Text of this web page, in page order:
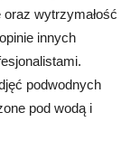
wytrzymałość
innych
podwodnych
pod wodą i